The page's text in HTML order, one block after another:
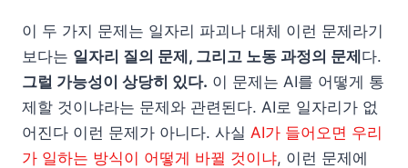
이 두 가지 문제는 일자리 파괴나 대체 이런 문제라기
보다는 일자리 질의 문제, 그리고 노동 과정의 문제다.
그럴 가능성이 상당히 있다. 이 문제는 AI를 어떻게 통
제할 것이냐라는 문제와 관련된다. AI로 일자리가 없
어진다 이런 문제가 아니다. 사실 AI가 들어오면 우리
가 일하는 방식이 어떻게 바뀔 것이냐, 이런 문제에